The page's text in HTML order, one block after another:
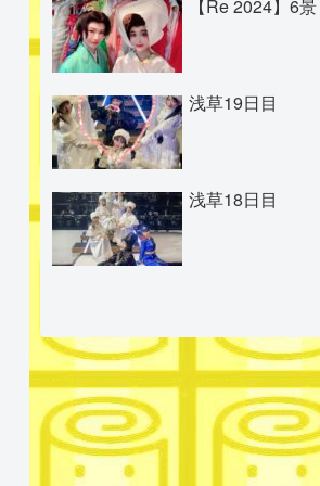
【Re 2024】6景
浅草19日目
浅草18日目